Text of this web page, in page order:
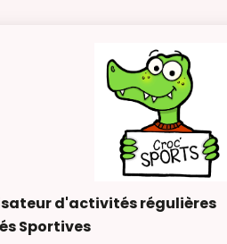
d'activités régulières
Sportives